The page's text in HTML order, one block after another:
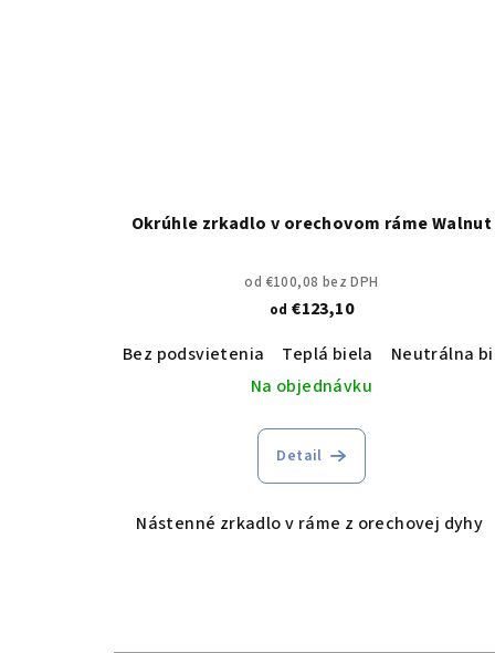
Okrúhle zrkadlo v orechovom ráme Walnut
od €100,08 bez DPH
od €123,10
Bez podsvietenia
Teplá biela Neutrálna
Na objednávku
Detail
Nástenné zrkadlo v ráme z orechovej dyhy